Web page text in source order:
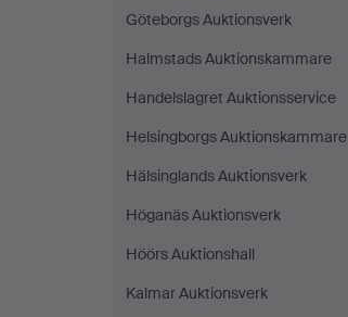
Göteborgs Auktionsverk
Halmstads Auktionskammare
Handelslagret Auktionsservice
Helsingborgs Auktionskammare
Hälsinglands Auktionsverk
Höganäs Auktionsverk
Höörs Auktionshall
Kalmar Auktionsverk